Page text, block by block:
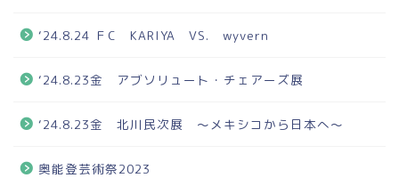
‘24.8.24 ＦC KARIYA VS. wyvern
‘24.8.23金 アブソリュート・チェアーズ展
‘24.8.23金 北川民次展 ～メキシコから日本へ～
奥能登芸術祭2023